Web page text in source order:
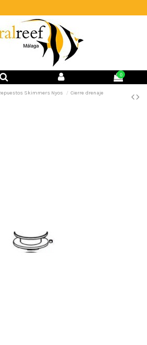
0
Skimmers Nyos
Cierre drenaje